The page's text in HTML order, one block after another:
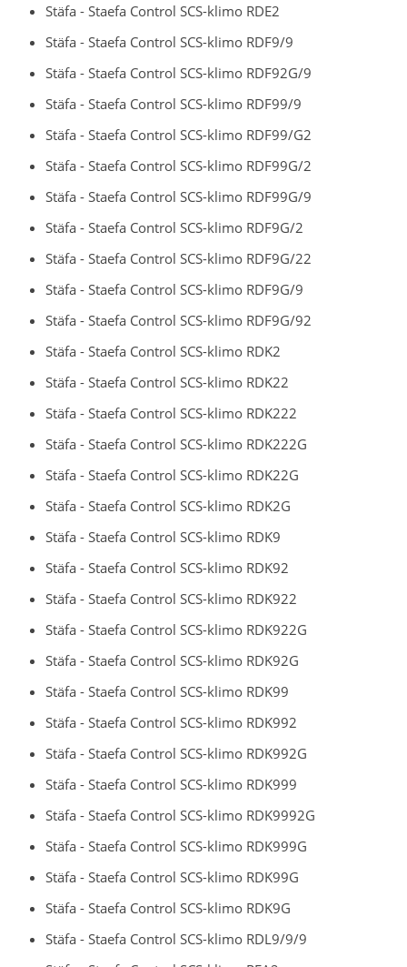
Stäfa - Staefa Control SCS-klimo RDE2
Stäfa - Staefa Control SCS-klimo RDF9/9
Stäfa - Staefa Control SCS-klimo RDF92G/9
Stäfa - Staefa Control SCS-klimo RDF99/9
Stäfa - Staefa Control SCS-klimo RDF99/G2
Stäfa - Staefa Control SCS-klimo RDF99G/2
Stäfa - Staefa Control SCS-klimo RDF99G/9
Stäfa - Staefa Control SCS-klimo RDF9G/2
Stäfa - Staefa Control SCS-klimo RDF9G/22
Stäfa - Staefa Control SCS-klimo RDF9G/9
Stäfa - Staefa Control SCS-klimo RDF9G/92
Stäfa - Staefa Control SCS-klimo RDK2
Stäfa - Staefa Control SCS-klimo RDK22
Stäfa - Staefa Control SCS-klimo RDK222
Stäfa - Staefa Control SCS-klimo RDK222G
Stäfa - Staefa Control SCS-klimo RDK22G
Stäfa - Staefa Control SCS-klimo RDK2G
Stäfa - Staefa Control SCS-klimo RDK9
Stäfa - Staefa Control SCS-klimo RDK92
Stäfa - Staefa Control SCS-klimo RDK922
Stäfa - Staefa Control SCS-klimo RDK922G
Stäfa - Staefa Control SCS-klimo RDK92G
Stäfa - Staefa Control SCS-klimo RDK99
Stäfa - Staefa Control SCS-klimo RDK992
Stäfa - Staefa Control SCS-klimo RDK992G
Stäfa - Staefa Control SCS-klimo RDK999
Stäfa - Staefa Control SCS-klimo RDK9992G
Stäfa - Staefa Control SCS-klimo RDK999G
Stäfa - Staefa Control SCS-klimo RDK99G
Stäfa - Staefa Control SCS-klimo RDK9G
Stäfa - Staefa Control SCS-klimo RDL9/9/9